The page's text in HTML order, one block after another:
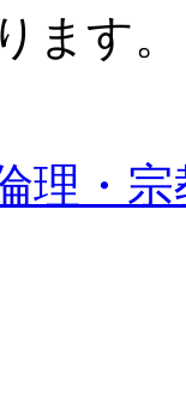
ます。
理・宗